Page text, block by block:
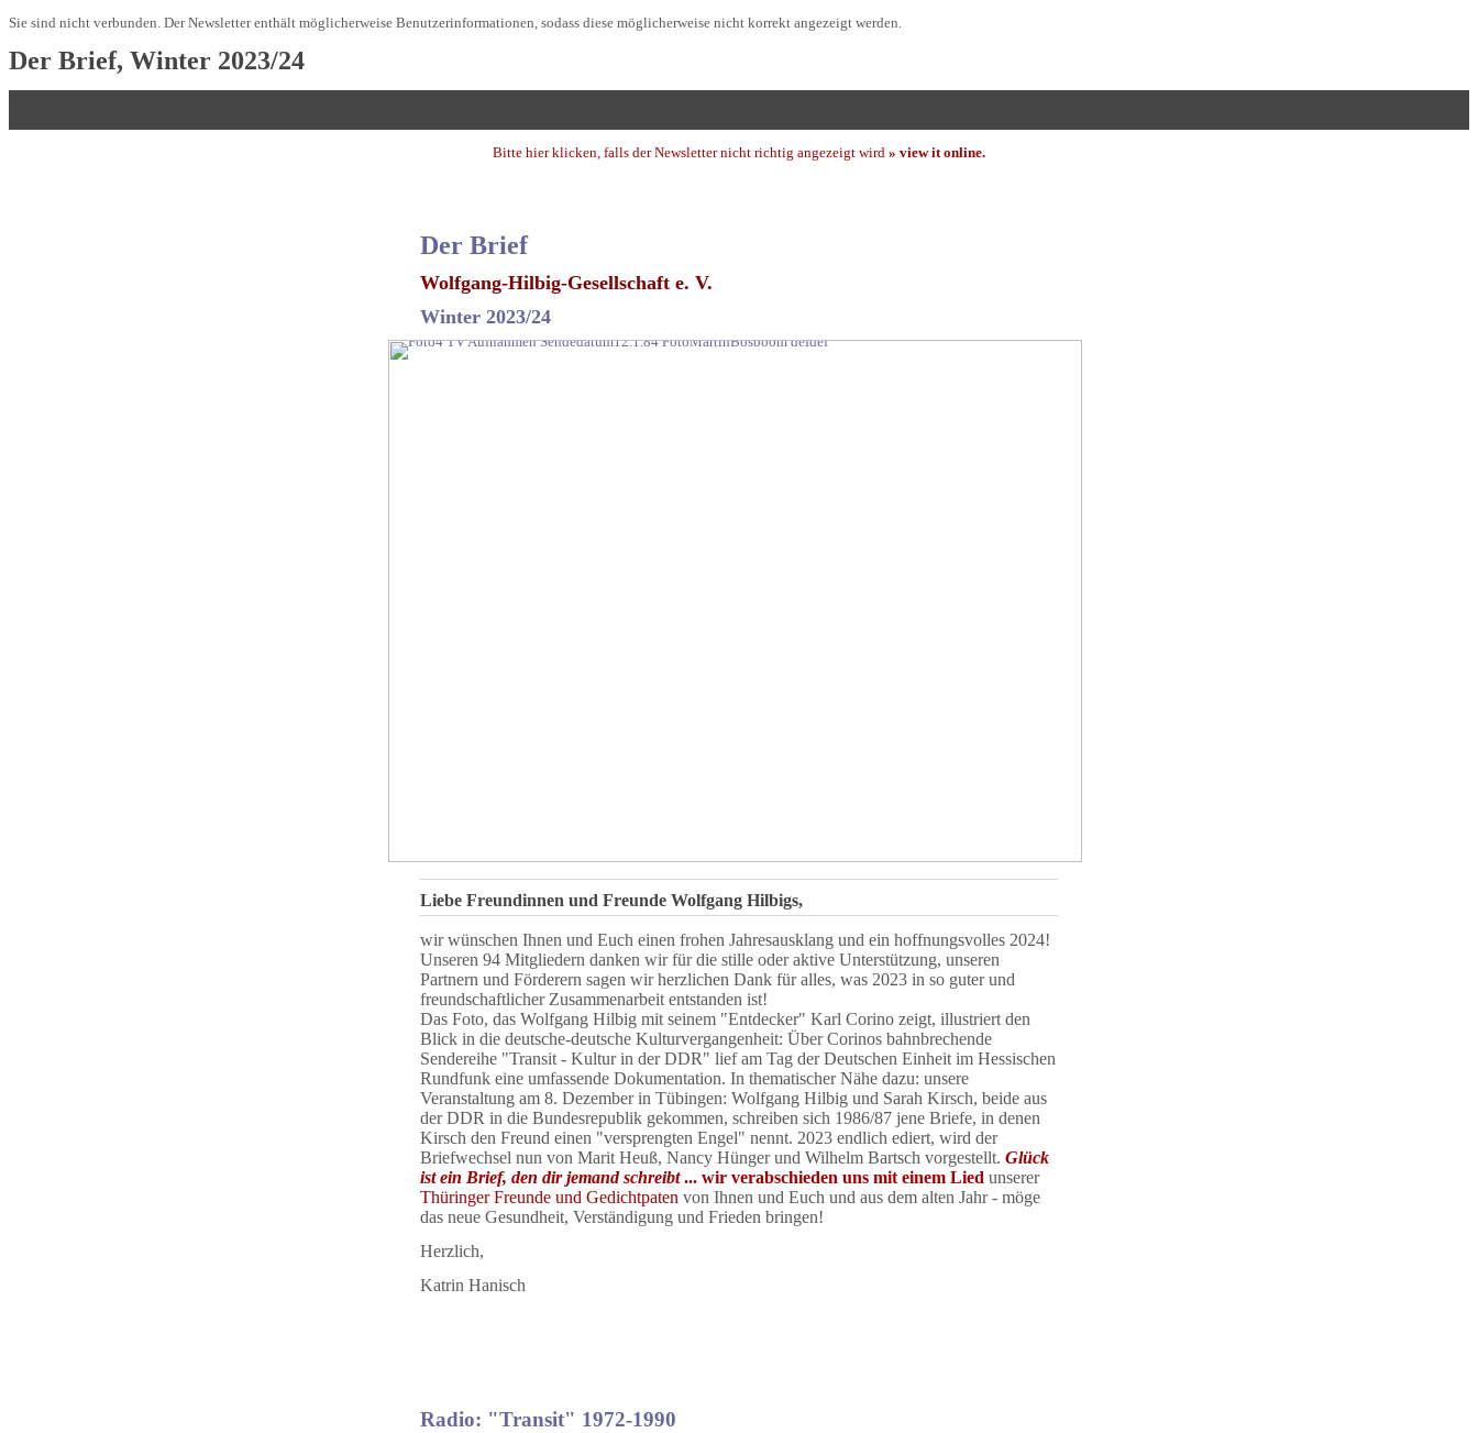
Sie sind nicht verbunden. Der Newsletter enthält möglicherweise Benutzerinformationen, sodass diese möglicherweise nicht korrekt angezeigt werden.
Der Brief, Winter 2023/24